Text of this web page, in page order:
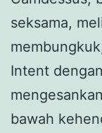
seksama,
Intent
bawah